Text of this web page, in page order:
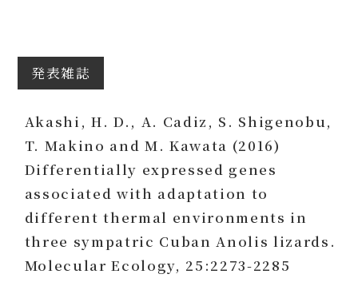
発表雑誌
Akashi, H. D., A. Cadiz, S. Shigenobu,
T. Makino and M. Kawata (2016)
Differentially expressed genes
associated with adaptation to
different thermal environments in
three sympatric Cuban Anolis lizards.
Molecular Ecology, 25:2273-2285